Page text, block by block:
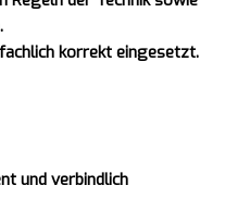
korrekt eingesetzt.
und verbindlich